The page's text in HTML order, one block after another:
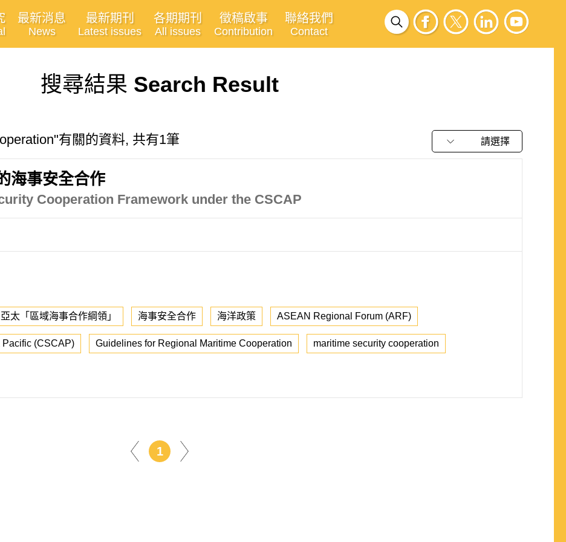
最新消息
News
最新期刊
Latest issues
各期期刊
All issues
徵稿啟事
Contribution
聯絡我們
Contact
搜尋結果 Search Result
有關的資料, 共有1筆 請選擇
海事安全合作
Cooperation Framework under the CSCAP
亞太「區域海事合作綱領」 海事安全合作 海洋政策 ASEAN Regional Forum (ARF)
Pacific (CSCAP) Guidelines for Regional Maritime Cooperation maritime security cooperation
1